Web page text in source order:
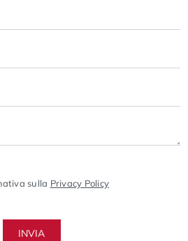
sulla Privacy Policy
INVIA